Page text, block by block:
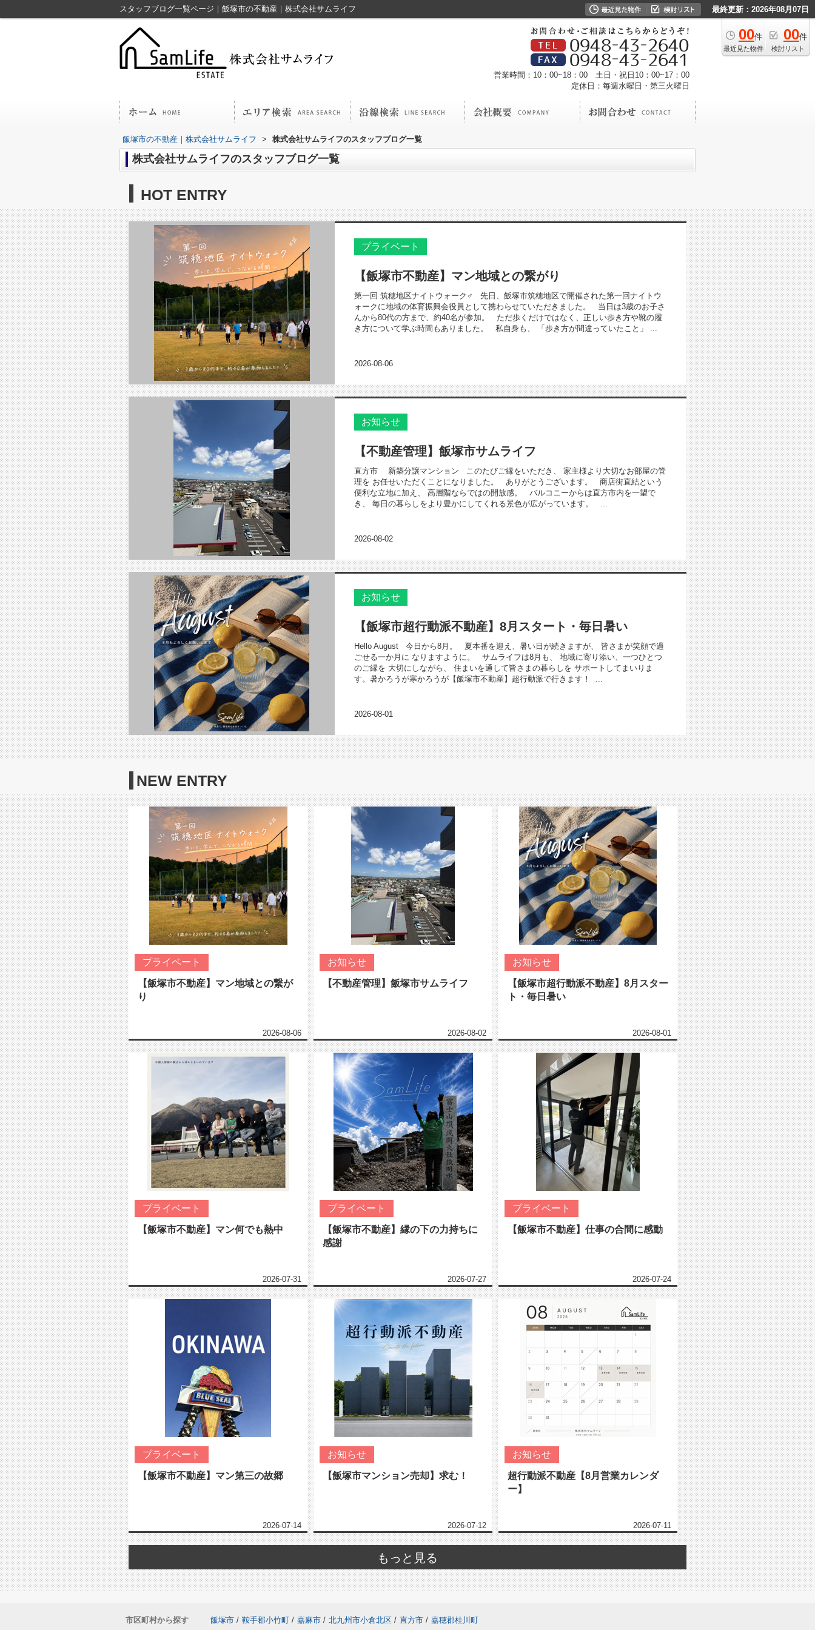
スタッフブログ一覧ページ｜飯塚市の不動産｜株式会社サムライフ 最終更新：2026年08月07日
00件
最近見た物件
00件
検討リスト
営業時間：10：00~18：00 土日・祝日10：00~17：00
定休日：毎週水曜日・第三火曜日
飯塚市の不動産｜株式会社サムライフ > 株式会社サムライフのスタッフブログ一覧
株式会社サムライフのスタッフブログ一覧
HOT ENTRY
プライベート
【飯塚市不動産】マン地域との繋がり
第一回 筑穂地区ナイトウォーク‍♂️ 先日、飯塚市筑穂地区で開催された第一回ナイトウ
ォークに地域の体育振興会役員として携わらせていただきました。 当日は3歳のお子さ
んから80代の方まで、約40名が参加。 ただ歩くだけではなく、正しい歩き方や靴の履
き方について学ぶ時間もありました。 私自身も、 「歩き方が間違っていたこと」 ...
2026-08-06
お知らせ
【不動産管理】飯塚市サムライフ
直方市 新築分譲マンション このたびご縁をいただき、 家主様より大切なお部屋の管
理を お任せいただくことになりました。 ありがとうございます。 商店街直結という
便利な立地に加え、 高層階ならではの開放感。 バルコニーからは直方市内を一望で
き、 毎日の暮らしをより豊かにしてくれる景色が広がっています。 ...
2026-08-02
お知らせ
【飯塚市超行動派不動産】8月スタート・毎日暑い
Hello August 今日から8月。 夏本番を迎え、暑い日が続きますが、 皆さまが笑顔で過
ごせる一か月に なりますように。 サムライフは8月も、 地域に寄り添い、一つひとつ
のご縁を 大切にしながら、 住まいを通して皆さまの暮らしを サポートしてまいりま
す。暑かろうが寒かろうが【飯塚市不動産】超行動派で行きます！ ...
2026-08-01
NEW ENTRY
プライベート
【飯塚市不動産】マン地域との繋が
り
2026-08-06
お知らせ
【不動産管理】飯塚市サムライフ
2026-08-02
お知らせ
【飯塚市超行動派不動産】8月スター
ト・毎日暑い
2026-08-01
プライベート
【飯塚市不動産】マン何でも熱中
2026-07-31
プライベート
【飯塚市不動産】縁の下の力持ちに
感謝
2026-07-27
プライベート
【飯塚市不動産】仕事の合間に感動
2026-07-24
プライベート
【飯塚市不動産】マン第三の故郷
2026-07-14
お知らせ
【飯塚市マンション売却】求む！
2026-07-12
お知らせ
超行動派不動産【8月営業カレンダ
ー】
2026-07-11
もっと見る
市区町村から探す 飯塚市 / 鞍手郡小竹町 / 嘉麻市 / 北九州市小倉北区 / 直方市 / 嘉穂郡桂川町